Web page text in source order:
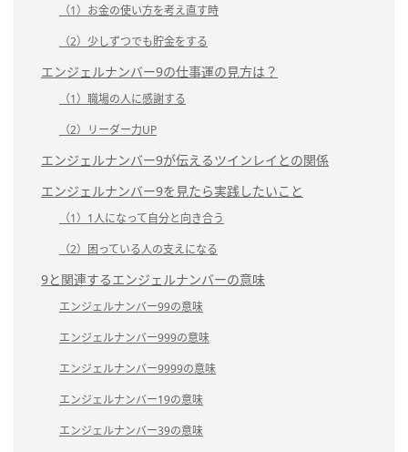
（1）お金の使い方を考え直す時
（2）少しずつでも貯金をする
エンジェルナンバー9の仕事運の見方は？
（1）職場の人に感謝する
（2）リーダー力UP
エンジェルナンバー9が伝えるツインレイとの関係
エンジェルナンバー9を見たら実践したいこと
（1）1人になって自分と向き合う
（2）困っている人の支えになる
9と関連するエンジェルナンバーの意味
エンジェルナンバー99の意味
エンジェルナンバー999の意味
エンジェルナンバー9999の意味
エンジェルナンバー19の意味
エンジェルナンバー39の意味